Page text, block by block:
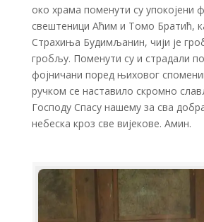
око храма поменути су упокојени
свештеници Аћим и Томо Братић,
Страхиња Будимљанин, чији је
гробљу. Поменути су и страдали
фојничани поред њиховог
ручком се наставило скромно
Господу Спасу нашему за сва
небеска кроз све вијекове. Амин.